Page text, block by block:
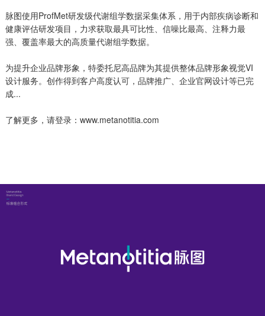
脉图使用ProfMet研发级代谢组学数据采集体系，用于内部疾病诊断和
健康评估研发项目，力求获取最具可比性、信噪比最高、注释力最
强、覆盖率最大的高质量代谢组学数据。
为提升企业品牌形象，特委托尼高品牌为其提供整体品牌形象视觉VI
设计服务。创作得到客户高度认可，品牌推广、企业官网设计等已完
成...
了解更多，请登录：www.metanotitia.com